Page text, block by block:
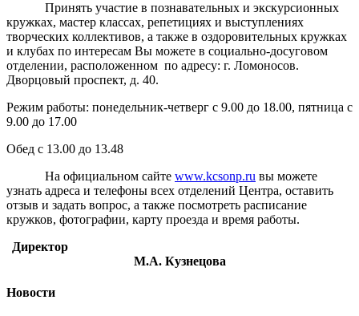
Принять участие в познавательных и экскурсионных
кружках, мастер классах, репетициях и выступлениях
творческих коллективов, а также в оздоровительных кружках
и клубах по интересам Вы можете в социально-досуговом
отделении, расположенном по адресу: г. Ломоносов.
Дворцовый проспект, д. 40.
Режим работы: понедельник-четверг с 9.00 до 18.00, пятница с
9.00 до 17.00
Обед с 13.00 до 13.48
На официальном сайте www.kcsonp.ru вы можете
узнать адреса и телефоны всех отделений Центра, оставить
отзыв и задать вопрос, а также посмотреть расписание
кружков, фотографии, карту проезда и время работы.
Директор
М.А. Кузнецова
Новости